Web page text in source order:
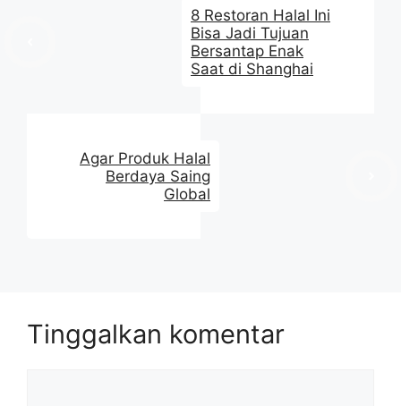
8 Restoran Halal Ini
Bisa Jadi Tujuan
Bersantap Enak
Saat di Shanghai
Agar Produk Halal
Berdaya Saing
Global
Tinggalkan komentar